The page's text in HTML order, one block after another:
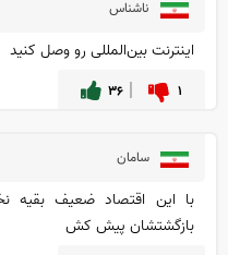
ناشناس
اینترنت بین‌المللی رو وصل کنید
۱ ۳۶
سامان
با این اقتصاد ضعیف بقیه
بازگشتشان پیش کش